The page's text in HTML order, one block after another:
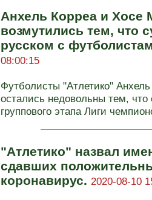
Анхель Корреа и Хосе
возмутились тем, что
русском с
08:00:15
Футболисты "Атлетико"
остались недовольны тем, что
группового этапа Лиги
"Атлетико" назвал
сдавших
коронавирус. 2020-08-10